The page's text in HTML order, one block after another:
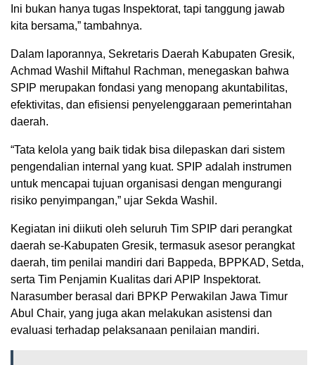
Ini bukan hanya tugas Inspektorat, tapi tanggung jawab
kita bersama,” tambahnya.
Dalam laporannya, Sekretaris Daerah Kabupaten Gresik,
Achmad Washil Miftahul Rachman, menegaskan bahwa
SPIP merupakan fondasi yang menopang akuntabilitas,
efektivitas, dan efisiensi penyelenggaraan pemerintahan
daerah.
“Tata kelola yang baik tidak bisa dilepaskan dari sistem
pengendalian internal yang kuat. SPIP adalah instrumen
untuk mencapai tujuan organisasi dengan mengurangi
risiko penyimpangan,” ujar Sekda Washil.
Kegiatan ini diikuti oleh seluruh Tim SPIP dari perangkat
daerah se-Kabupaten Gresik, termasuk asesor perangkat
daerah, tim penilai mandiri dari Bappeda, BPPKAD, Setda,
serta Tim Penjamin Kualitas dari APIP Inspektorat.
Narasumber berasal dari BPKP Perwakilan Jawa Timur
Abul Chair, yang juga akan melakukan asistensi dan
evaluasi terhadap pelaksanaan penilaian mandiri.